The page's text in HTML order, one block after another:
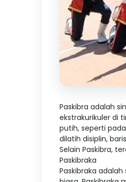
Paskibra adalah
ekstrakurikuler di
putih, seperti
dilatih disiplin,
Selain Paskibra,
Paskibraka
Paskibraka